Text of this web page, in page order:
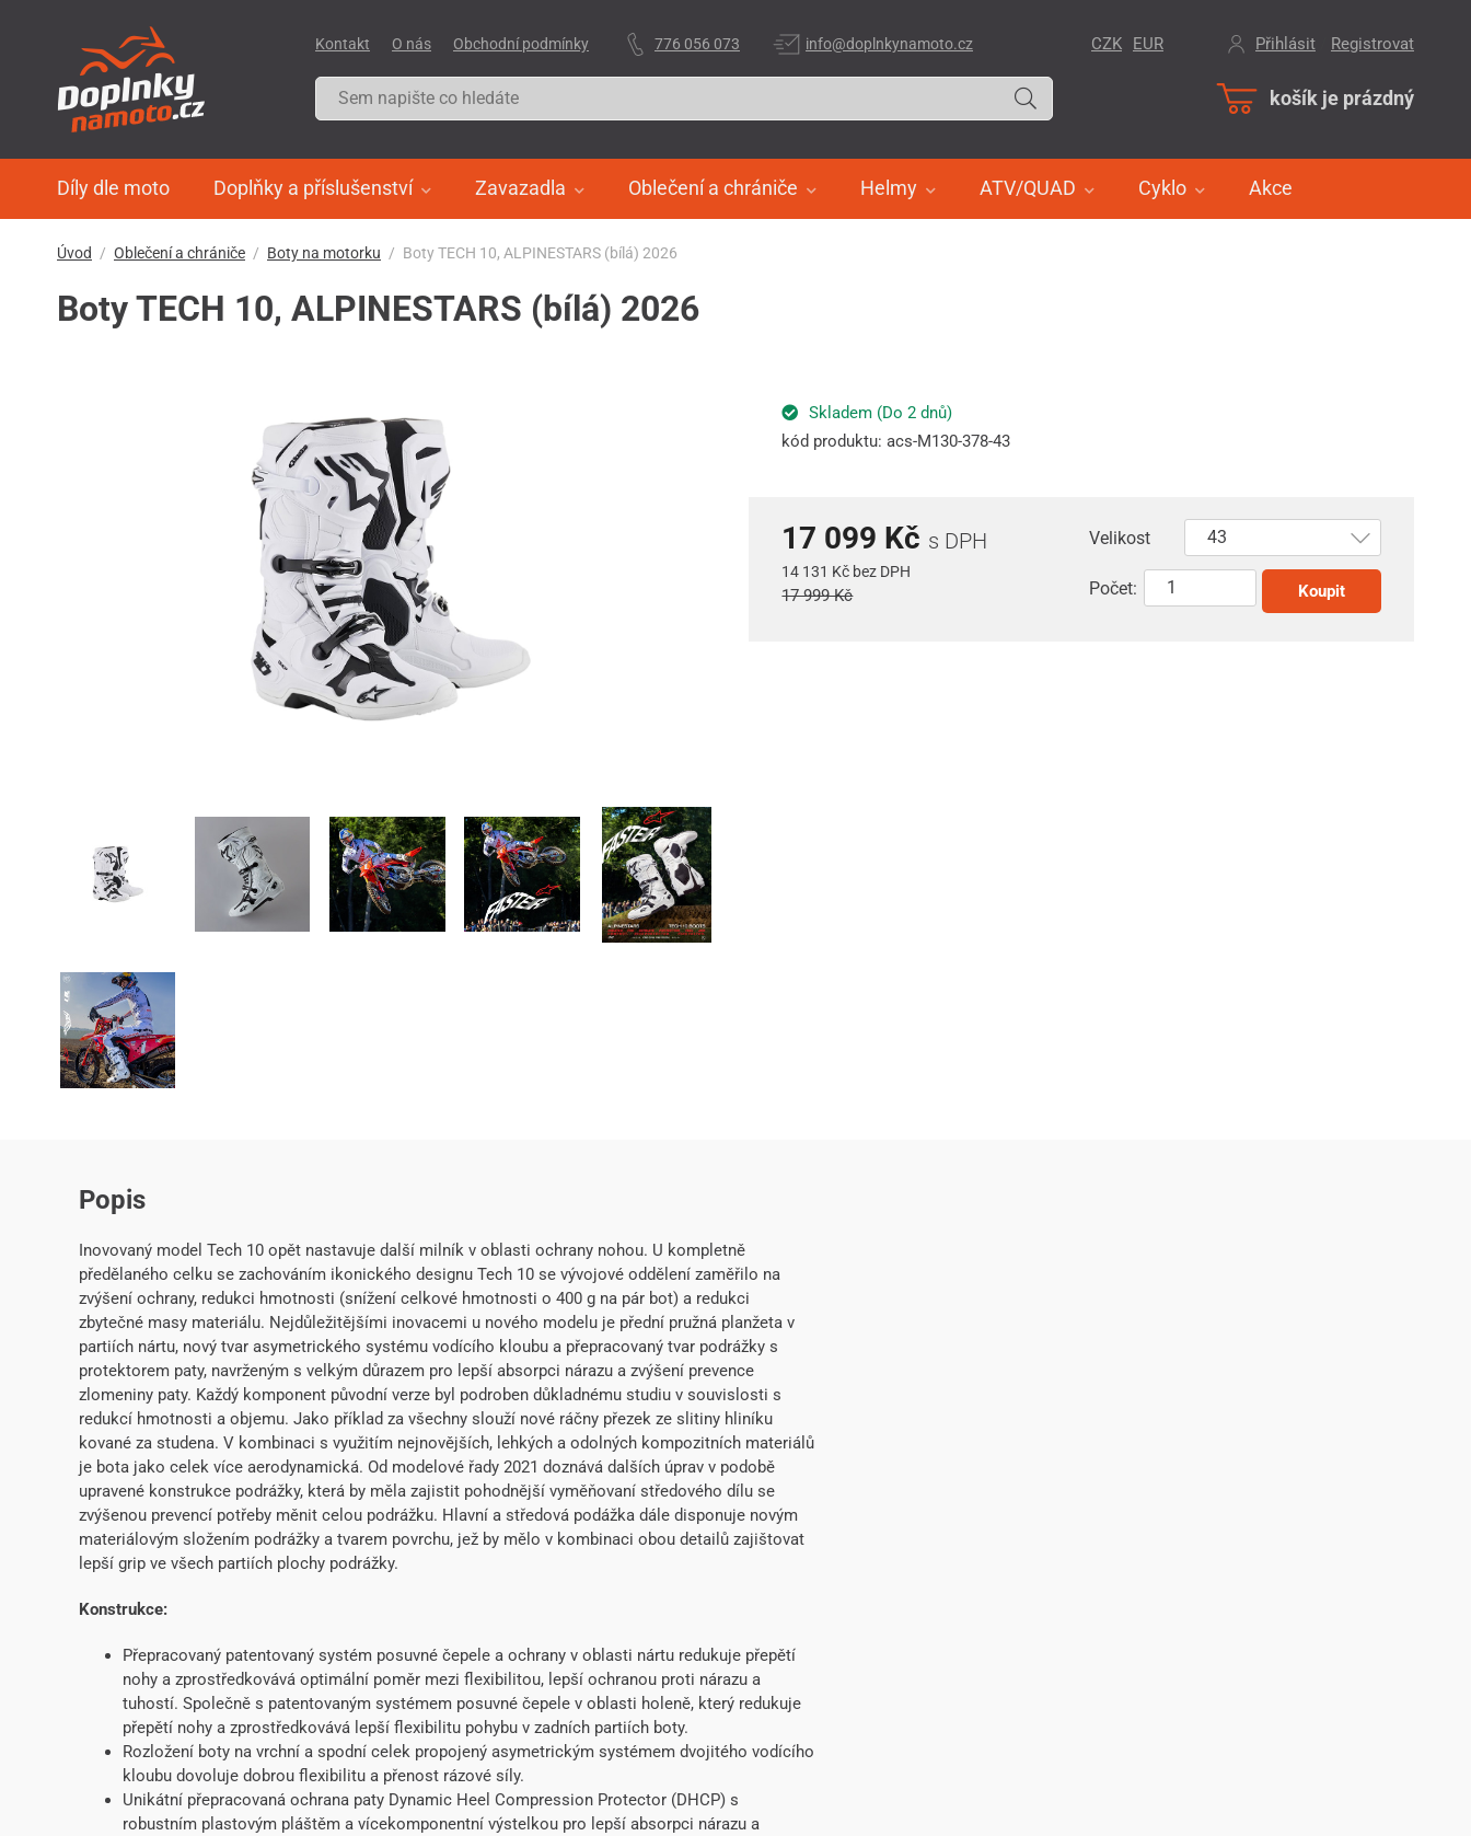
košík je prázdný
Díly dle moto Doplňky a příslušenství Zavazadla Oblečení a chrániče Helmy ATV/QUAD Cyklo Akce
CZK EUR Přihlásit Registrovat
Kontakt O nás Obchodní podmínky 776 056 073 info@doplnkynamoto.cz
Úvod Oblečení a chrániče Boty na motorku Boty TECH 10, ALPINESTARS (bílá) 2026
Boty TECH 10, ALPINESTARS (bílá) 2026
Skladem (Do 2 dnů)
kód produktu: acs-M130-378-43
17 099 Kč s DPH
14 131 Kč bez DPH
17 999 Kč
Velikost
Počet: Koupit
Popis
Inovovaný model Tech 10 opět nastavuje další milník v oblasti ochrany nohou. U kompletně
předělaného celku se zachováním ikonického designu Tech 10 se vývojové oddělení zaměřilo na
zvýšení ochrany, redukci hmotnosti (snížení celkové hmotnosti o 400 g na pár bot) a redukci
zbytečné masy materiálu. Nejdůležitějšími inovacemi u nového modelu je přední pružná planžeta v
partiích nártu, nový tvar asymetrického systému vodícího kloubu a přepracovaný tvar podrážky s
protektorem paty, navrženým s velkým důrazem pro lepší absorpci nárazu a zvýšení prevence
zlomeniny paty. Každý komponent původní verze byl podroben důkladnému studiu v souvislosti s
redukcí hmotnosti a objemu. Jako příklad za všechny slouží nové ráčny přezek ze slitiny hliníku
kované za studena. V kombinaci s využitím nejnovějších, lehkých a odolných kompozitních materiálů
je bota jako celek více aerodynamická. Od modelové řady 2021 doznává dalších úprav v podobě
upravené konstrukce podrážky, která by měla zajistit pohodnější vyměňovaní středového dílu se
zvýšenou prevencí potřeby měnit celou podrážku. Hlavní a středová podážka dále disponuje novým
materiálovým složením podrážky a tvarem povrchu, jež by mělo v kombinaci obou detailů zajištovat
lepší grip ve všech partiích plochy podrážky.
Konstrukce:
Přepracovaný patentovaný systém posuvné čepele a ochrany v oblasti nártu redukuje přepětí
nohy a zprostředkovává optimální poměr mezi flexibilitou, lepší ochranou proti nárazu a
tuhostí. Společně s patentovaným systémem posuvné čepele v oblasti holeně, který redukuje
přepětí nohy a zprostředkovává lepší flexibilitu pohybu v zadních partiích boty.
Rozložení boty na vrchní a spodní celek propojený asymetrickým systémem dvojitého vodícího
kloubu dovoluje dobrou flexibilitu a přenost rázové síly.
Unikátní přepracovaná ochrana paty Dynamic Heel Compression Protector (DHCP) s
robustním plastovým pláštěm a vícekomponentní výstelkou pro lepší absorpci nárazu a